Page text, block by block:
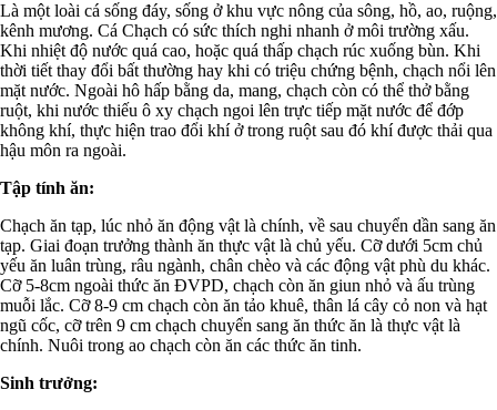
Là một loài cá sống đáy, sống ở khu vực nông của sông, hồ, ao, ruộng,
kênh mương. Cá Chạch có sức thích nghi nhanh ở môi trường xấu.
Khi nhiệt độ nước quá cao, hoặc quá thấp chạch rúc xuống bùn. Khi
thời tiết thay đổi bất thường hay khi có triệu chứng bệnh, chạch nổi lên
mặt nước. Ngoài hô hấp bằng da, mang, chạch còn có thể thở bằng
ruột, khi nước thiếu ô xy chạch ngoi lên trực tiếp mặt nước để đớp
không khí, thực hiện trao đổi khí ở trong ruột sau đó khí được thải qua
hậu môn ra ngoài.
Tập tính ăn:
Chạch ăn tạp, lúc nhỏ ăn động vật là chính, về sau chuyển dần sang ăn
tạp. Giai đoạn trưởng thành ăn thực vật là chủ yếu. Cỡ dưới 5cm chủ
yếu ăn luân trùng, râu ngành, chân chèo và các động vật phù du khác.
Cỡ 5-8cm ngoài thức ăn ĐVPD, chạch còn ăn giun nhỏ và ấu trùng
muỗi lắc. Cỡ 8-9 cm chạch còn ăn tảo khuê, thân lá cây cỏ non và hạt
ngũ cốc, cỡ trên 9 cm chạch chuyển sang ăn thức ăn là thực vật là
chính. Nuôi trong ao chạch còn ăn các thức ăn tinh.
Sinh trưởng: